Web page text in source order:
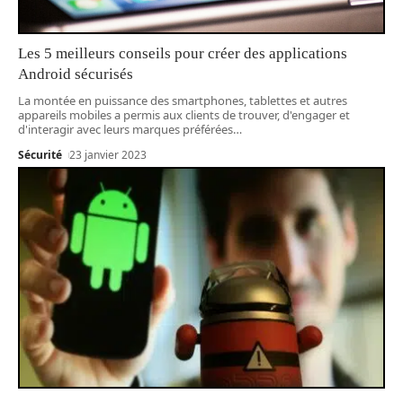
Les 5 meilleurs conseils pour créer des applications
Android sécurisés
La montée en puissance des smartphones, tablettes et autres
appareils mobiles a permis aux clients de trouver, d'engager et
d'interagir avec leurs marques préférées…
Sécurité 23 janvier 2023